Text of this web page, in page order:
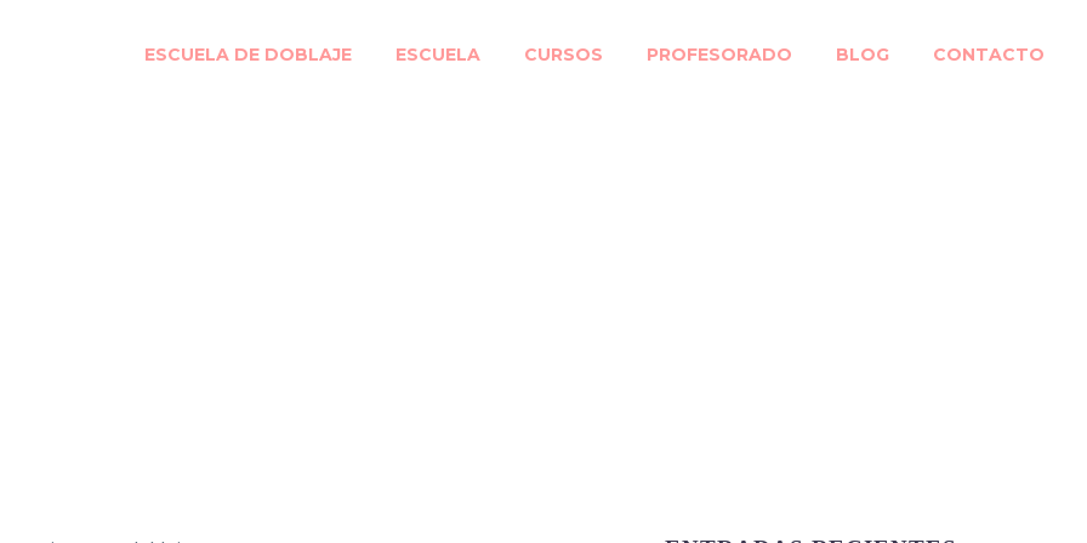
ESCUELA DE DOBLAJE ESCUELA CURSOS PROFESORADO BLOG CONTACTO